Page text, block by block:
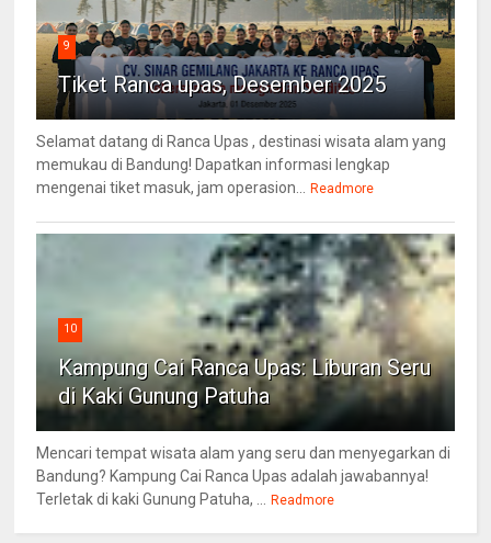
9
Tiket Ranca upas, Desember 2025
Selamat datang di Ranca Upas , destinasi wisata alam yang
memukau di Bandung! Dapatkan informasi lengkap
mengenai tiket masuk, jam operasion...
Readmore
10
Kampung Cai Ranca Upas: Liburan Seru
di Kaki Gunung Patuha
Mencari tempat wisata alam yang seru dan menyegarkan di
Bandung? Kampung Cai Ranca Upas adalah jawabannya!
Terletak di kaki Gunung Patuha, ...
Readmore